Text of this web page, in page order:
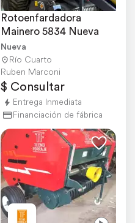
Rotoenfardadora
Mainero 5834 Nueva
Nueva
Río Cuarto
Ruben Marconi
$ Consultar
Entrega Inmediata
Financiación de fábrica